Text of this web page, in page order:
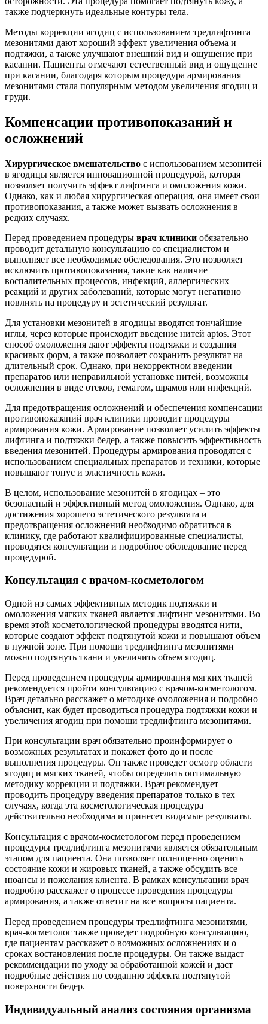
также подчеркнуть идеальные контуры тела.
Методы коррекции ягодиц с использованием тредлифтинга
мезонитями дают хороший эффект увеличения объема и
подтяжки, а также улучшают внешний вид и ощущение при
касании. Пациенты отмечают естественный вид и ощущение
при касании, благодаря которым процедура армирования
мезонитями стала популярным методом увеличения ягодиц и
груди.
Компенсации противопоказаний и
осложнений
Хирургическое вмешательство с использованием мезонитей
в ягодицы является инновационной процедурой, которая
позволяет получить эффект лифтинга и омоложения кожи.
Однако, как и любая хирургическая операция, она имеет свои
противопоказания, а также может вызвать осложнения в
редких случаях.
Перед проведением процедуры врач клиники обязательно
проводит детальную консультацию со специалистом и
выполняет все необходимые обследования. Это позволяет
исключить противопоказания, такие как наличие
воспалительных процессов, инфекций, аллергических
реакций и других заболеваний, которые могут негативно
повлиять на процедуру и эстетический результат.
Для установки мезонитей в ягодицы вводятся тончайшие
иглы, через которые происходит введение нитей aptos. Этот
способ омоложения дают эффекты подтяжки и создания
красивых форм, а также позволяет сохранить результат на
длительный срок. Однако, при некорректном введении
препаратов или неправильной установке нитей, возможны
осложнения в виде отеков, гематом, шрамов или инфекций.
Для предотвращения осложнений и обеспечения компенсации
противопоказаний врач клиники проводит процедуры
армирования кожи. Армирование позволяет усилить эффекты
лифтинга и подтяжки бедер, а также повысить эффективность
введения мезонитей. Процедуры армирования проводятся с
использованием специальных препаратов и техники, которые
повышают тонус и эластичность кожи.
В целом, использование мезонитей в ягодицах – это
безопасный и эффективный метод омоложения. Однако, для
достижения хорошего эстетического результата и
предотвращения осложнений необходимо обратиться в
клинику, где работают квалифицированные специалисты,
проводятся консультации и подробное обследование перед
процедурой.
Консультация с врачом-косметологом
Одной из самых эффективных методик подтяжки и
омоложения мягких тканей является лифтинг мезонитями. Во
время этой косметологической процедуры вводятся нити,
которые создают эффект подтянутой кожи и повышают объем
в нужной зоне. При помощи тредлифтинга мезонитями
можно подтянуть ткани и увеличить объем ягодиц.
Перед проведением процедуры армирования мягких тканей
рекомендуется пройти консультацию с врачом-косметологом.
Врач детально расскажет о методике омоложения и подробно
объяснит, как будет проводиться процедура подтяжки кожи и
увеличения ягодиц при помощи тредлифтинга мезонитями.
При консультации врач обязательно проинформирует о
возможных результатах и покажет фото до и после
выполнения процедуры. Он также проведет осмотр области
ягодиц и мягких тканей, чтобы определить оптимальную
методику коррекции и подтяжки. Врач рекомендует
проводить процедуру введения препаратов только в тех
случаях, когда эта косметологическая процедура
действительно необходима и принесет видимые результаты.
Консультация с врачом-косметологом перед проведением
процедуры тредлифтинга мезонитями является обязательным
этапом для пациента. Она позволяет полноценно оценить
состояние кожи и жировых тканей, а также обсудить все
нюансы и пожелания клиента. В рамках консультации врач
подробно расскажет о процессе проведения процедуры
армирования, а также ответит на все вопросы пациента.
Перед проведением процедуры тредлифтинга мезонитями,
врач-косметолог также проведет подробную консультацию,
где пациентам расскажет о возможных осложнениях и о
сроках востановления после процедуры. Он также выдаст
рекоммендации по уходу за обработанной кожей и даст
подробные действия по созданию эффекта подтянутой
поверхности бедер.
Индивидуальный анализ состояния организма